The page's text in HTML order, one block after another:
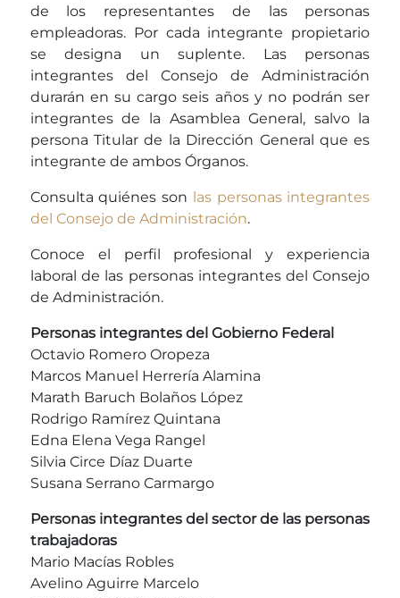
de los representantes de las personas
empleadoras. Por cada integrante propietario
se designa un suplente. Las personas
integrantes del Consejo de Administración
durarán en su cargo seis años y no podrán ser
integrantes de la Asamblea General, salvo la
persona Titular de la Dirección General que es
integrante de ambos Órganos.
Consulta quiénes son las personas integrantes
del Consejo de Administración.
Conoce el perfil profesional y experiencia
laboral de las personas integrantes del Consejo
de Administración.
Personas integrantes del Gobierno Federal
Octavio Romero Oropeza
Marcos Manuel Herrería Alamina
Marath Baruch Bolaños López
Rodrigo Ramírez Quintana
Edna Elena Vega Rangel
Silvia Circe Díaz Duarte
Susana Serrano Carmargo
Personas integrantes del sector de las personas
trabajadoras
Mario Macías Robles
Avelino Aguirre Marcelo